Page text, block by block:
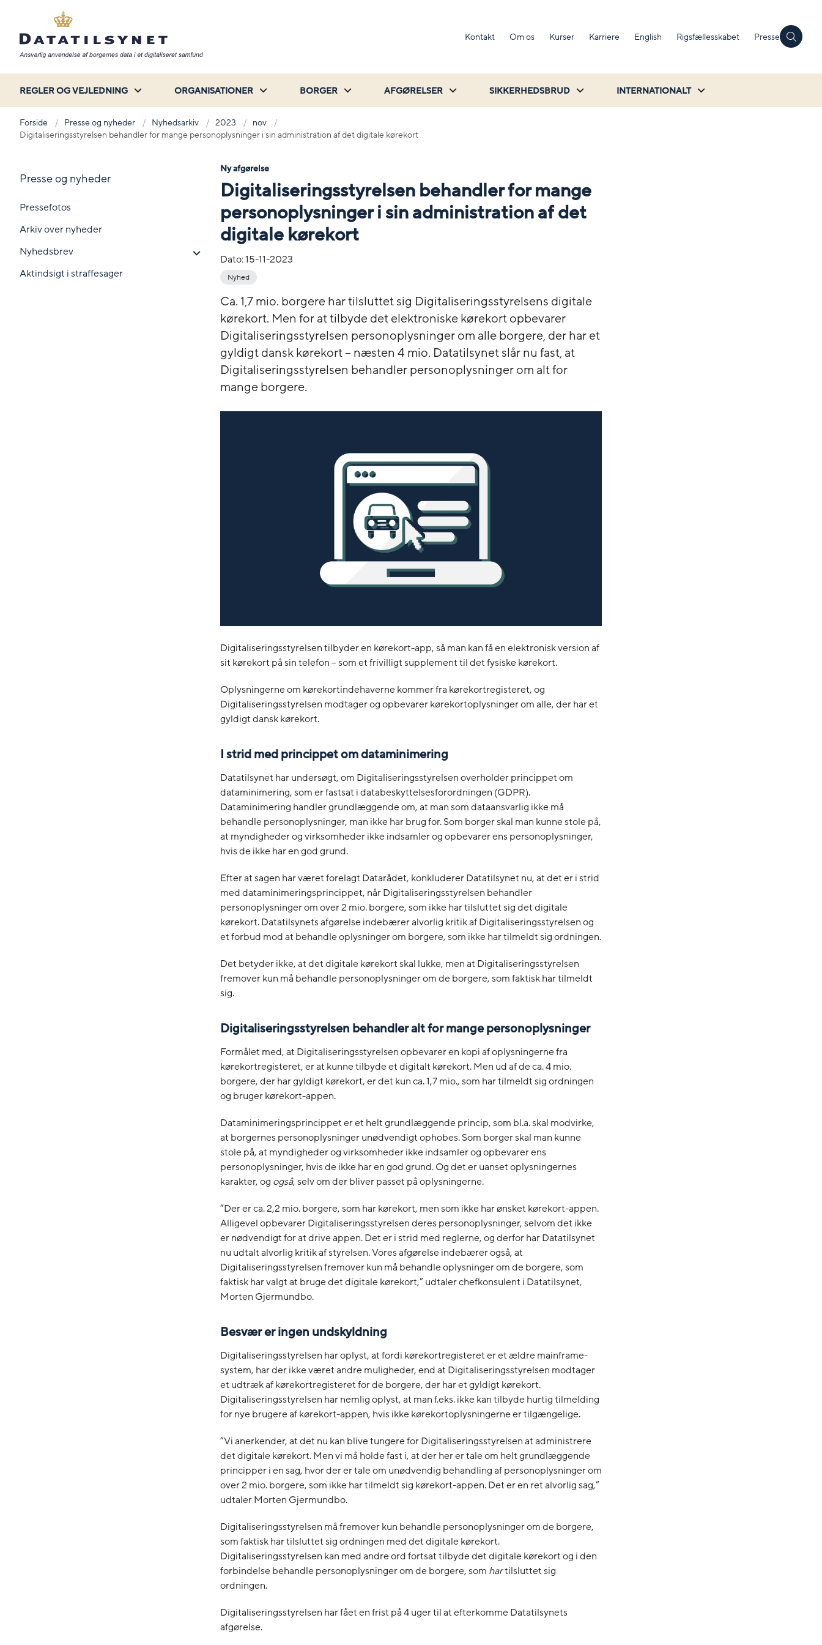
Kontakt Om os Kurser Karriere English Rigsfællesskabet Presse
REGLER OG VEJLEDNING ORGANISATIONER BORGER AFGØRELSER SIKKERHEDSBRUD INTERNATIONALT
Forside Presse og nyheder Nyhedsarkiv 2023
nov
Digitaliseringsstyrelsen behandler for mange personoplysninger i sin administration af det digitale kørekort
Presse og nyheder
Pressefotos
Arkiv over nyheder
Nyhedsbrev
Aktindsigt i straffesager
Ny afgørelse
Digitaliseringsstyrelsen behandler for mange
personoplysninger i sin administration af det
digitale kørekort
Dato:15-11-2023
Nyhed
Ca. 1,7 mio. borgere har tilsluttet sig Digitaliseringsstyrelsens digitale
kørekort. Men for at tilbyde det elektroniske kørekort opbevarer
Digitaliseringsstyrelsen personoplysninger om alle borgere, der har et
gyldigt dansk kørekort – næsten 4 mio. Datatilsynet slår nu fast, at
Digitaliseringsstyrelsen behandler personoplysninger om alt for
mange borgere.
Digitaliseringsstyrelsen tilbyder en kørekort-app, så man kan få en elektronisk version af
sit kørekort på sin telefon – som et frivilligt supplement til det fysiske kørekort.
Oplysningerne om kørekortindehaverne kommer fra kørekortregisteret, og
Digitaliseringsstyrelsen modtager og opbevarer kørekortoplysninger om alle, der har et
gyldigt dansk kørekort.
I strid med princippet om dataminimering
Datatilsynet har undersøgt, om Digitaliseringsstyrelsen overholder princippet om
dataminimering, som er fastsat i databeskyttelsesforordningen (GDPR).
Dataminimering handler grundlæggende om, at man som dataansvarlig ikke må
behandle personoplysninger, man ikke har brug for. Som borger skal man kunne stole på,
at myndigheder og virksomheder ikke indsamler og opbevarer ens personoplysninger,
hvis de ikke har en god grund.
Efter at sagen har været forelagt Datarådet, konkluderer Datatilsynet nu, at det er i strid
med dataminimeringsprincippet, når Digitaliseringsstyrelsen behandler
personoplysninger om over 2 mio. borgere, som ikke har tilsluttet sig det digitale
kørekort. Datatilsynets afgørelse indebærer alvorlig kritik af Digitaliseringsstyrelsen og
et forbud mod at behandle oplysninger om borgere, som ikke har tilmeldt sig ordningen.
Det betyder ikke, at det digitale kørekort skal lukke, men at Digitaliseringsstyrelsen
fremover kun må behandle personoplysninger om de borgere, som faktisk har tilmeldt
sig.
Digitaliseringsstyrelsen behandler alt for mange personoplysninger
Formålet med, at Digitaliseringsstyrelsen opbevarer en kopi af oplysningerne fra
kørekortregisteret, er at kunne tilbyde et digitalt kørekort. Men ud af de ca. 4 mio.
borgere, der har gyldigt kørekort, er det kun ca. 1,7 mio., som har tilmeldt sig ordningen
og bruger kørekort-appen.
Dataminimeringsprincippet er et helt grundlæggende princip, som bl.a. skal modvirke,
at borgernes personoplysninger unødvendigt ophobes. Som borger skal man kunne
stole på, at myndigheder og virksomheder ikke indsamler og opbevarer ens
personoplysninger, hvis de ikke har en god grund. Og det er uanset oplysningernes
karakter, og også, selv om der bliver passet på oplysningerne.
”Der er ca. 2,2 mio. borgere, som har kørekort, men som ikke har ønsket kørekort-appen.
Alligevel opbevarer Digitaliseringsstyrelsen deres personoplysninger, selvom det ikke
er nødvendigt for at drive appen. Det er i strid med reglerne, og derfor har Datatilsynet
nu udtalt alvorlig kritik af styrelsen. Vores afgørelse indebærer også, at
Digitaliseringsstyrelsen fremover kun må behandle oplysninger om de borgere, som
faktisk har valgt at bruge det digitale kørekort,” udtaler chefkonsulent i Datatilsynet,
Morten Gjermundbo.
Besvær er ingen undskyldning
Digitaliseringsstyrelsen har oplyst, at fordi kørekortregisteret er et ældre mainframe-
system, har der ikke været andre muligheder, end at Digitaliseringsstyrelsen modtager
et udtræk af kørekortregisteret for de borgere, der har et gyldigt kørekort.
Digitaliseringsstyrelsen har nemlig oplyst, at man f.eks. ikke kan tilbyde hurtig tilmelding
for nye brugere af kørekort-appen, hvis ikke kørekortoplysningerne er tilgængelige.
”Vi anerkender, at det nu kan blive tungere for Digitaliseringsstyrelsen at administrere
det digitale kørekort. Men vi må holde fast i, at der her er tale om helt grundlæggende
principper i en sag, hvor der er tale om unødvendig behandling af personoplysninger om
over 2 mio. borgere, som ikke har tilmeldt sig kørekort-appen. Det er en ret alvorlig sag,”
udtaler Morten Gjermundbo.
Digitaliseringsstyrelsen må fremover kun behandle personoplysninger om de borgere,
som faktisk har tilsluttet sig ordningen med det digitale kørekort.
Digitaliseringsstyrelsen kan med andre ord fortsat tilbyde det digitale kørekort og i den
forbindelse behandle personoplysninger om de borgere, som hartilsluttet sig
ordningen.
Digitaliseringsstyrelsen har fået en frist på 4 uger til at efterkomme Datatilsynets
afgørelse.